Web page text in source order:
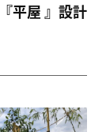
平屋 』設計